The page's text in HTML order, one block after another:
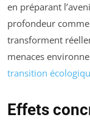
en préparant
profondeur
transforment
menaces
transition
Effets